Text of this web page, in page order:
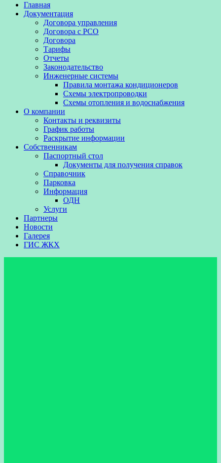
Главная
Документация
Договора управления
Договора с РСО
Договора
Тарифы
Отчеты
Законодательство
Инженерные системы
Правила монтажа кондиционеров
Схемы электропроводки
Схемы отопления и водоснабжения
О компании
Контакты и реквизиты
График работы
Раскрытие информации
Собственникам
Паспортный стол
Документы для получения справок
Справочник
Парковка
Информация
ОДН
Услуги
Партнеры
Новости
Галерея
ГИС ЖКХ